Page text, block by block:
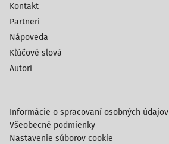
Kontakt
Partneri
Nápoveda
Kľúčové slová
Autori
Informácie o spracovaní osobných údajov
Všeobecné podmienky
Nastavenie súborov cookie